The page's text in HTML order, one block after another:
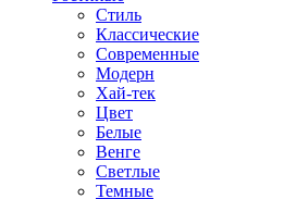
Стиль
Классические
Современные
Модерн
Хай-тек
Цвет
Белые
Венге
Светлые
Темные